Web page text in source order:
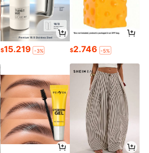
$15.219 -3% $2.746 -5%